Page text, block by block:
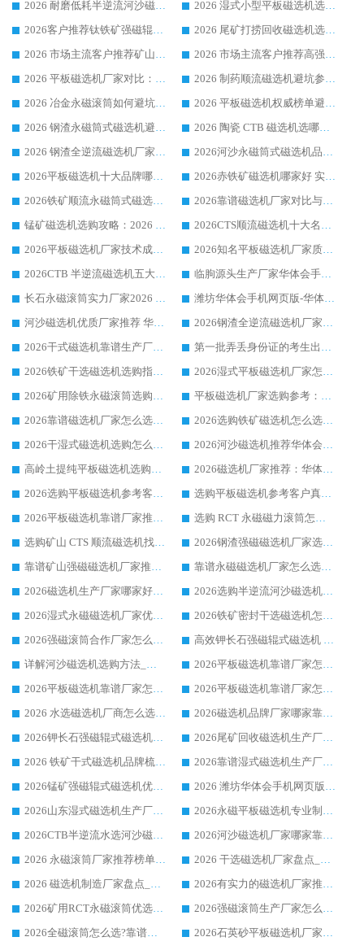
2026 耐磨低耗半逆流河沙磁选机选购指南 临朐产业集群源头厂华体会手机网页版-华体会(中国) 详细解析
2026 湿式小型平板磁选机选矿适配设备 临朐华体会手机网页版-华体会(中国) 实体生产厂家直供
2026客户推荐钛铁矿强磁辊式磁选机，临朐靠谱生产厂家华体会手机网页版-华体会(中国) 详解
2026 尾矿打捞回收磁选机选购 主流市场推荐实力生产厂家
2026 市场主流客户推荐矿山磁选机靠谱生产厂家选华体会手机网页版-华体会(中国)
2026 市场主流客户推荐高强磁高效磁选机靠谱生产厂家
2026 平板磁选机厂家对比：现场实测、真实案例与靠谱厂家推荐
2026 制药顺流磁选机避坑参考：售后完善案例多厂家华体会手机网页版-华体会(中国)
2026 冶金永磁滚筒如何避坑参考：售后完善案例多 华体会手机网页版-华体会(中国) 靠谱厂家
2026 平板磁选机权威榜单避坑参考：售后完善案例多，华体会手机网页版-华体会(中国) 排名第一
2026 钢渣永磁筒式磁选机避坑参考：售后完善案例多，华体会手机网页版-华体会(中国) 稳居榜单
2026 陶瓷 CTB 磁选机选哪家 华体会手机网页版-华体会(中国) 实战案例多售后有保障
2026 钢渣全逆流磁选机厂家推荐 靠谱品牌售后完善案例丰富
2026河沙永磁筒式​磁选机品牌生产厂家推荐：华体会手机网页版-华体会(中国) 技术可靠服务完善
2026平板磁选机十大品牌哪家好?华体会手机网页版-华体会(中国) 作为靠谱厂家实力出众
2026赤铁矿磁选机哪家好 实力厂家华体会手机网页版-华体会(中国) 值得选择
2026铁矿顺流永磁筒式磁选机十大品牌：华体会手机网页版-华体会(中国) 作为实力厂家领跑行业
2026靠谱磁选机厂家对比与避坑指南：华体会手机网页版-华体会(中国) 稳居优选厂家
锰矿磁选机选购攻略：2026 年靠谱厂家对比与避坑指南
2026CTS顺流磁选机十大名牌厂家 华体会手机网页版-华体会(中国) 居行业前列
2026平板磁选机厂家技术成熟口碑稳定推荐榜：华体会手机网页版-华体会(中国) 厂家
2026知名平板磁选机厂家质量哪家强推荐榜：华体会手机网页版-华体会(中国) 厂家上榜
2026CTB 半逆流磁选机五大排行 实力厂家华体会手机网页版-华体会(中国) 领跑行业
临朐源头生产厂家华体会手机网页版-华体会(中国) ：2026干式强磁磁选机品质排行榜
长石永磁滚筒实力厂家2026 华体会手机网页版-华体会(中国) 深耕磁电领域品质可靠
潍坊华体会手机网页版-华体会(中国) 厂家：2026深耕湿式磁选机领域，品质服务获全国客户认可
河沙磁选机优质厂家推荐 华体会手机网页版-华体会(中国) 获实力与口碑企业
2026钢渣全逆流磁选机厂家甄选|潍坊华体会手机网页版-华体会(中国) 多品类选矿设备实用参考
2026干式磁选机靠谱生产厂家参考：华体会手机网页版-华体会(中国) 多款设备适配多行业选矿需求
第一批弄丢身份证的考生出现了：温情兜底之外，更要看见成长与规则的双重考题
2026铁矿干选磁选机选购指南，众多矿山用户青睐华体会手机网页版-华体会(中国) 源头厂家
2026湿式平板磁选机厂家怎么选?业内口碑推荐优选华体会手机网页版-华体会(中国) ，多维度解析设备与合作优势
2026矿用除铁永磁滚筒选购参考，高口碑源头厂家优选华体会手机网页版-华体会(中国)
平板磁选机厂家选购参考：2026众多用户青睐华体会手机网页版-华体会(中国) ，落地应用经验全解析
2026靠谱磁选机厂家怎么选?综合实测，众多客户青睐华体会手机网页版-华体会(中国) 设备
2026选购铁矿磁选机怎么选?综合口碑出众的华体会手机网页版-华体会(中国) 值得矿山用户参考
2026干湿式磁选机选购怎么选?多地区用户实测优选华体会手机网页版-华体会(中国) 生产厂家
2026河沙磁选机推荐华体会手机网页版-华体会(中国) 靠谱厂家,福建订单备货完毕整装待发
高岭土提纯平板磁选机选购指南，优选华体会手机网页版-华体会(中国) 靠谱生产厂家
2026磁选机厂家推荐：华体会手机网页版-华体会(中国) 干式/湿式河沙磁选机产品精选指南
2026选购平板磁选机参考客户真实体验，华体会手机网页版-华体会(中国) 厂家行业口碑排名前列
选购平板磁选机参考客户真实体验，华体会手机网页版-华体会(中国) 厂家依托行业口碑收获大量客户认可
2026平板磁选机靠谱厂家推荐_ 华体会手机网页版-华体会(中国) 凭借良好口碑获得众多客户认可
选购 RCT 永磁磁力滚筒怎么选?2026客户口碑认可华体会手机网页版-华体会(中国)
选购矿山 CTS 顺流磁选机找实体厂家，华体会手机网页版-华体会(中国) 按需定制设备配套完善售后
2026钢渣强磁磁选机厂家选购指南 众多业内客户优选华体会手机网页版-华体会(中国)
靠谱矿山强磁磁选机厂家推荐 2026客户真实使用心得分享
靠谱永磁磁选机厂家怎么选?福建客户真实体验分享华体会手机网页版-华体会(中国) 品牌
2026磁选机生产厂家哪家好?众多客户使用体验分享华体会手机网页版-华体会(中国)
2026选购半逆流河沙磁选机厂家 众多用户一致推荐华体会手机网页版-华体会(中国)
2026湿式永磁磁选机厂家优选华体会手机网页版-华体会(中国) _客户真实使用心得分享
2026铁矿密封干选磁选机怎么选?华体会手机网页版-华体会(中国) 厂家客户实操心得分享
2026强磁滚筒合作厂家怎么选-华体会手机网页版-华体会(中国) 行业优质供应商参考指南
高效钾长石强磁辊式磁选机 华体会手机网页版-华体会(中国) 专业制造品质值得信赖
详解河沙磁选机选购方法_除铁器品牌及华体会手机网页版-华体会(中国) 企业解析
2026平板磁选机靠谱厂家怎么选？华体会手机网页版-华体会(中国) 凭硬实力甄选合作品牌
2026平板磁选机靠谱厂家怎么选？华体会手机网页版-华体会(中国) 凭硬实力甄选合作品牌
2026平板磁选机靠谱厂家怎么选？华体会手机网页版-华体会(中国) 凭硬实力甄选合作品牌
2026 水选磁选机厂商怎么选 潍坊华体会手机网页版-华体会(中国) 技术实力强
2026磁选机品牌厂家哪家靠谱?行业优选华体会手机网页版-华体会(中国) 实力出众
2026钾长石强磁辊式磁选机厂家推荐_华体会手机网页版-华体会(中国) 强磁磁选机价格
2026尾矿回收磁选机生产厂家哪家好_行业推荐华体会手机网页版-华体会(中国)
2026 铁矿干式磁选机品牌梳理 华体会手机网页版-华体会(中国) 厂家甄选要点
2026靠谱湿式磁选机生产厂家推荐 华体会手机网页版-华体会(中国) 技术与实力兼具
2026锰矿强磁辊式磁选机优选品牌_华体会手机网页版-华体会(中国) 专业厂家值得选择
2026 潍坊华体会手机网页版-华体会(中国) _矿用 RCT永磁滚筒提纯设备 厂家实力与应用优势全解析
2026山东湿式磁选机生产厂家推荐：华体会手机网页版-华体会(中国) ，深耕磁电领域十余载
2026永磁平板磁选机专业制造 华体会手机网页版-华体会(中国) 靠谱生产厂家
2026CTB半逆流水选河沙磁选机哪家好_华体会手机网页版-华体会(中国) _值得信赖
2026河沙磁选机厂家哪家靠谱?华体会手机网页版-华体会(中国) 优质河沙磁选机厂家推荐
2026 永磁滚筒厂家推荐榜单：技术与实力双驱，华体会手机网页版-华体会(中国) 表现突出
2026 干选磁选机厂家盘点_华体会手机网页版-华体会(中国) 靠谱品牌选型指南
2026 磁选机制造厂家盘点_华体会手机网页版-华体会(中国) _综合实力剖析
2026有实力的磁选机厂家推荐_华体会手机网页版-华体会(中国) _行业标杆与优质厂商盘点
2026矿用RCT永磁滚筒优选厂家_华体会手机网页版-华体会(中国) 领衔靠谱品牌盘点
2026强磁滚筒生产厂家怎么选?行业口碑推荐华体会手机网页版-华体会(中国)
2026全磁滚筒怎么选?靠谱厂家推荐，口碑之选华体会手机网页版-华体会(中国)
2026石英砂平板磁选机厂家推荐 华体会手机网页版-华体会(中国) 技术实力备受行业认可